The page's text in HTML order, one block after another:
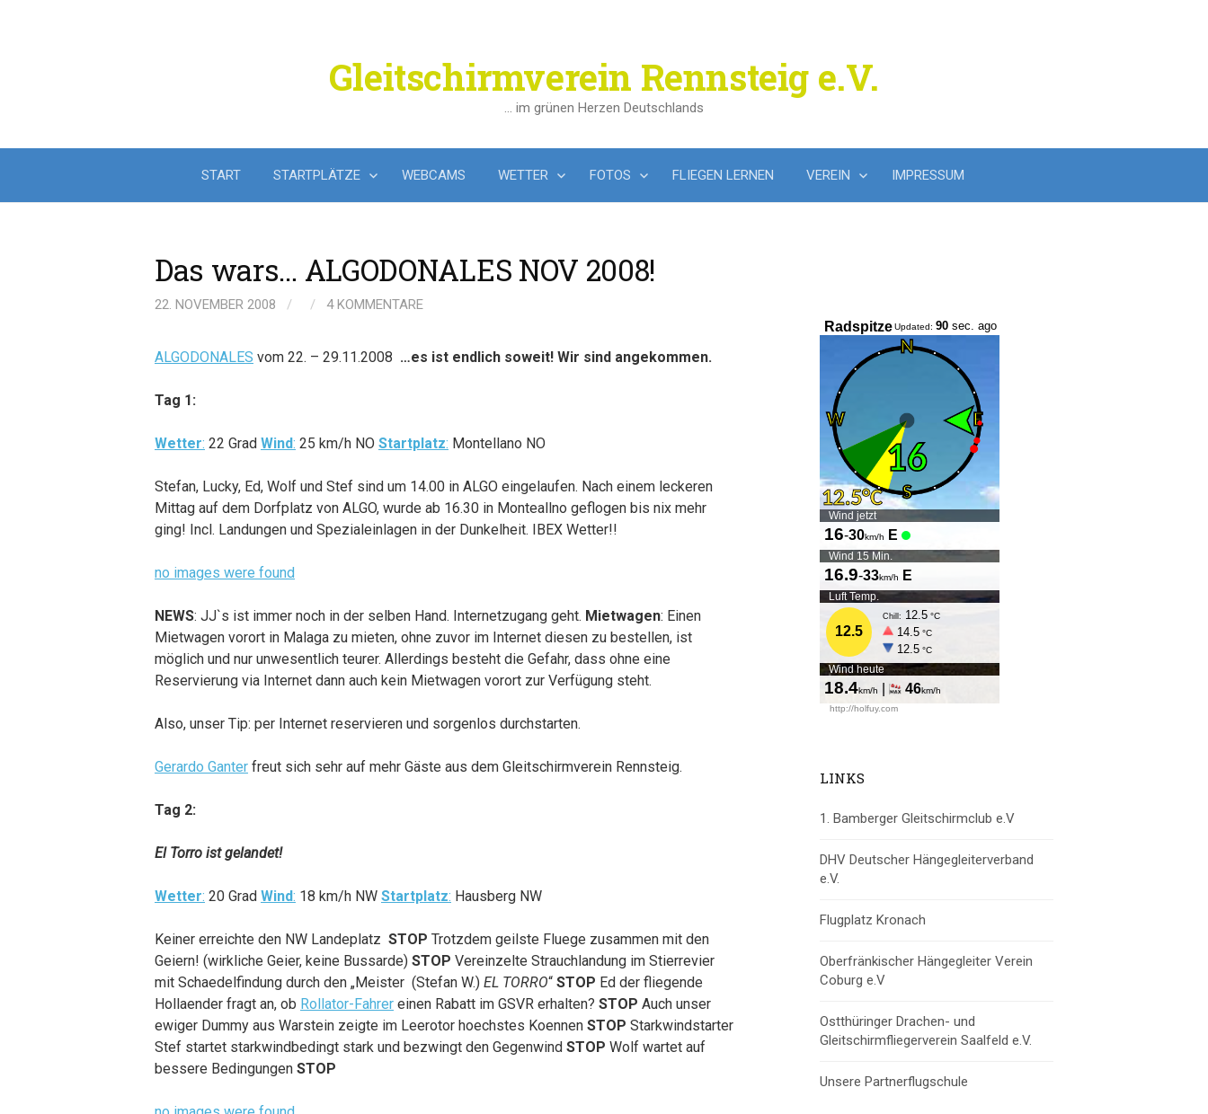
Gleitschirmverein Rennsteig e.V.
… im grünen Herzen Deutschlands
START STARTPLÄTZE WEBCAMS WETTER FOTOS FLIEGEN LERNEN VEREIN IMPRESSUM
Das wars… ALGODONALES NOV 2008!
22. NOVEMBER 2008 / / 4 KOMMENTARE
ALGODONALES vom 22. – 29.11.2008 …es ist endlich soweit! Wir sind angekommen.
Tag 1:
Wetter: 22 Grad Wind: 25 km/h NO Startplatz: Montellano NO
Stefan, Lucky, Ed, Wolf und Stef sind um 14.00 in ALGO eingelaufen. Nach einem leckeren
Mittag auf dem Dorfplatz von ALGO, wurde ab 16.30 in Monteallno geflogen bis nix mehr
ging! Incl. Landungen und Spezialeinlagen in der Dunkelheit. IBEX Wetter!!
no images were found
NEWS: JJ`s ist immer noch in der selben Hand. Internetzugang geht. Mietwagen: Einen
Mietwagen vorort in Malaga zu mieten, ohne zuvor im Internet diesen zu bestellen, ist
möglich und nur unwesentlich teurer. Allerdings besteht die Gefahr, dass ohne eine
Reservierung via Internet dann auch kein Mietwagen vorort zur Verfügung steht.
Also, unser Tip: per Internet reservieren und sorgenlos durchstarten.
Gerardo Ganter freut sich sehr auf mehr Gäste aus dem Gleitschirmverein Rennsteig.
Tag 2:
El Torro ist gelandet!
Wetter: 20 Grad Wind: 18 km/h NW Startplatz: Hausberg NW
Keiner erreichte den NW Landeplatz STOP Trotzdem geilste Fluege zusammen mit den
Geiern! (wirkliche Geier, keine Bussarde) STOP Vereinzelte Strauchlandung im Stierrevier
mit Schaedelfindung durch den „Meister (Stefan W.) EL TORRO“ STOP Ed der fliegende
Hollaender fragt an, ob Rollator-Fahrer einen Rabatt im GSVR erhalten? STOP Auch unser
ewiger Dummy aus Warstein zeigte im Leerotor hoechstes Koennen STOP Starkwindstarter
Stef startet starkwindbedingt stark und bezwingt den Gegenwind STOP Wolf wartet auf
bessere Bedingungen STOP
LINKS
1. Bamberger Gleitschirmclub e.V
DHV Deutscher Hängegleiterverband
e.V.
Flugplatz Kronach
Oberfränkischer Hängegleiter Verein
Coburg e.V
Ostthüringer Drachen- und
Gleitschirmfliegerverein Saalfeld e.V.
Unsere Partnerflugschule